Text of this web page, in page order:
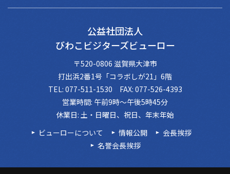
公益社団法人
びわこビジターズビューロー
〒520-0806 滋賀県大津市
打出浜2番1号「コラボしが21」6階
TEL: 077-511-1530 FAX: 077-526-4393
営業時間: 午前9時～午後5時45分
休業日: 土・日曜日、祝日、年末年始
ビューローについて
情報公開
会長挨拶
名誉会長挨拶